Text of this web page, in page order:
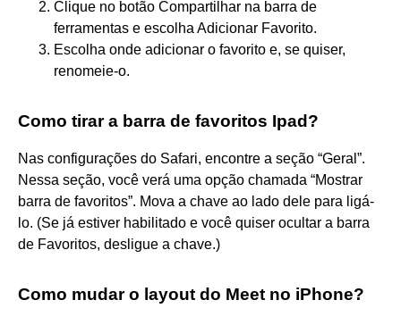
Clique no botão Compartilhar na barra de
ferramentas e escolha Adicionar Favorito.
Escolha onde adicionar o favorito e, se quiser,
renomeie-o.
Como tirar a barra de favoritos Ipad?
Nas configurações do Safari, encontre a seção “Geral”.
Nessa seção, você verá uma opção chamada “Mostrar
barra de favoritos”. Mova a chave ao lado dele para ligá-
lo. (Se já estiver habilitado e você quiser ocultar a barra
de Favoritos, desligue a chave.)
Como mudar o layout do Meet no iPhone?